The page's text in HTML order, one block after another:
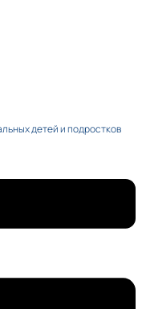
детей и подростков